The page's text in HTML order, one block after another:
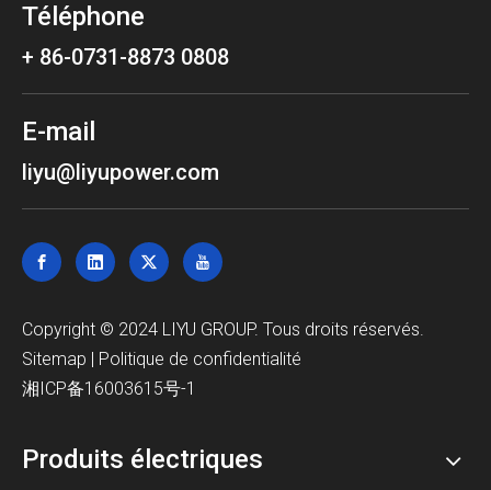
Téléphone
+ 86-0731-8873 0808
E-mail
liyu@liyupower.com
Copyright © 2024 LIYU GROUP. Tous droits réservés.
Sitemap
Politique de confidentialité
湘ICP备16003615号-1
Produits électriques